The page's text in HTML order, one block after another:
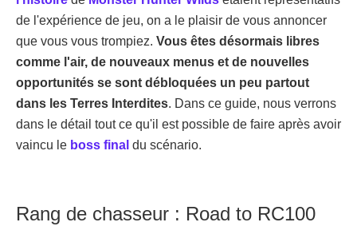
de l'expérience de jeu, on a le plaisir de vous annoncer
que vous vous trompiez. Vous êtes désormais libres
comme l'air, de nouveaux menus et de nouvelles
opportunités se sont débloquées un peu partout
dans les Terres Interdites. Dans ce guide, nous verrons
dans le détail tout ce qu'il est possible de faire après avoir
vaincu le boss final du scénario.
Rang de chasseur : Road to RC100